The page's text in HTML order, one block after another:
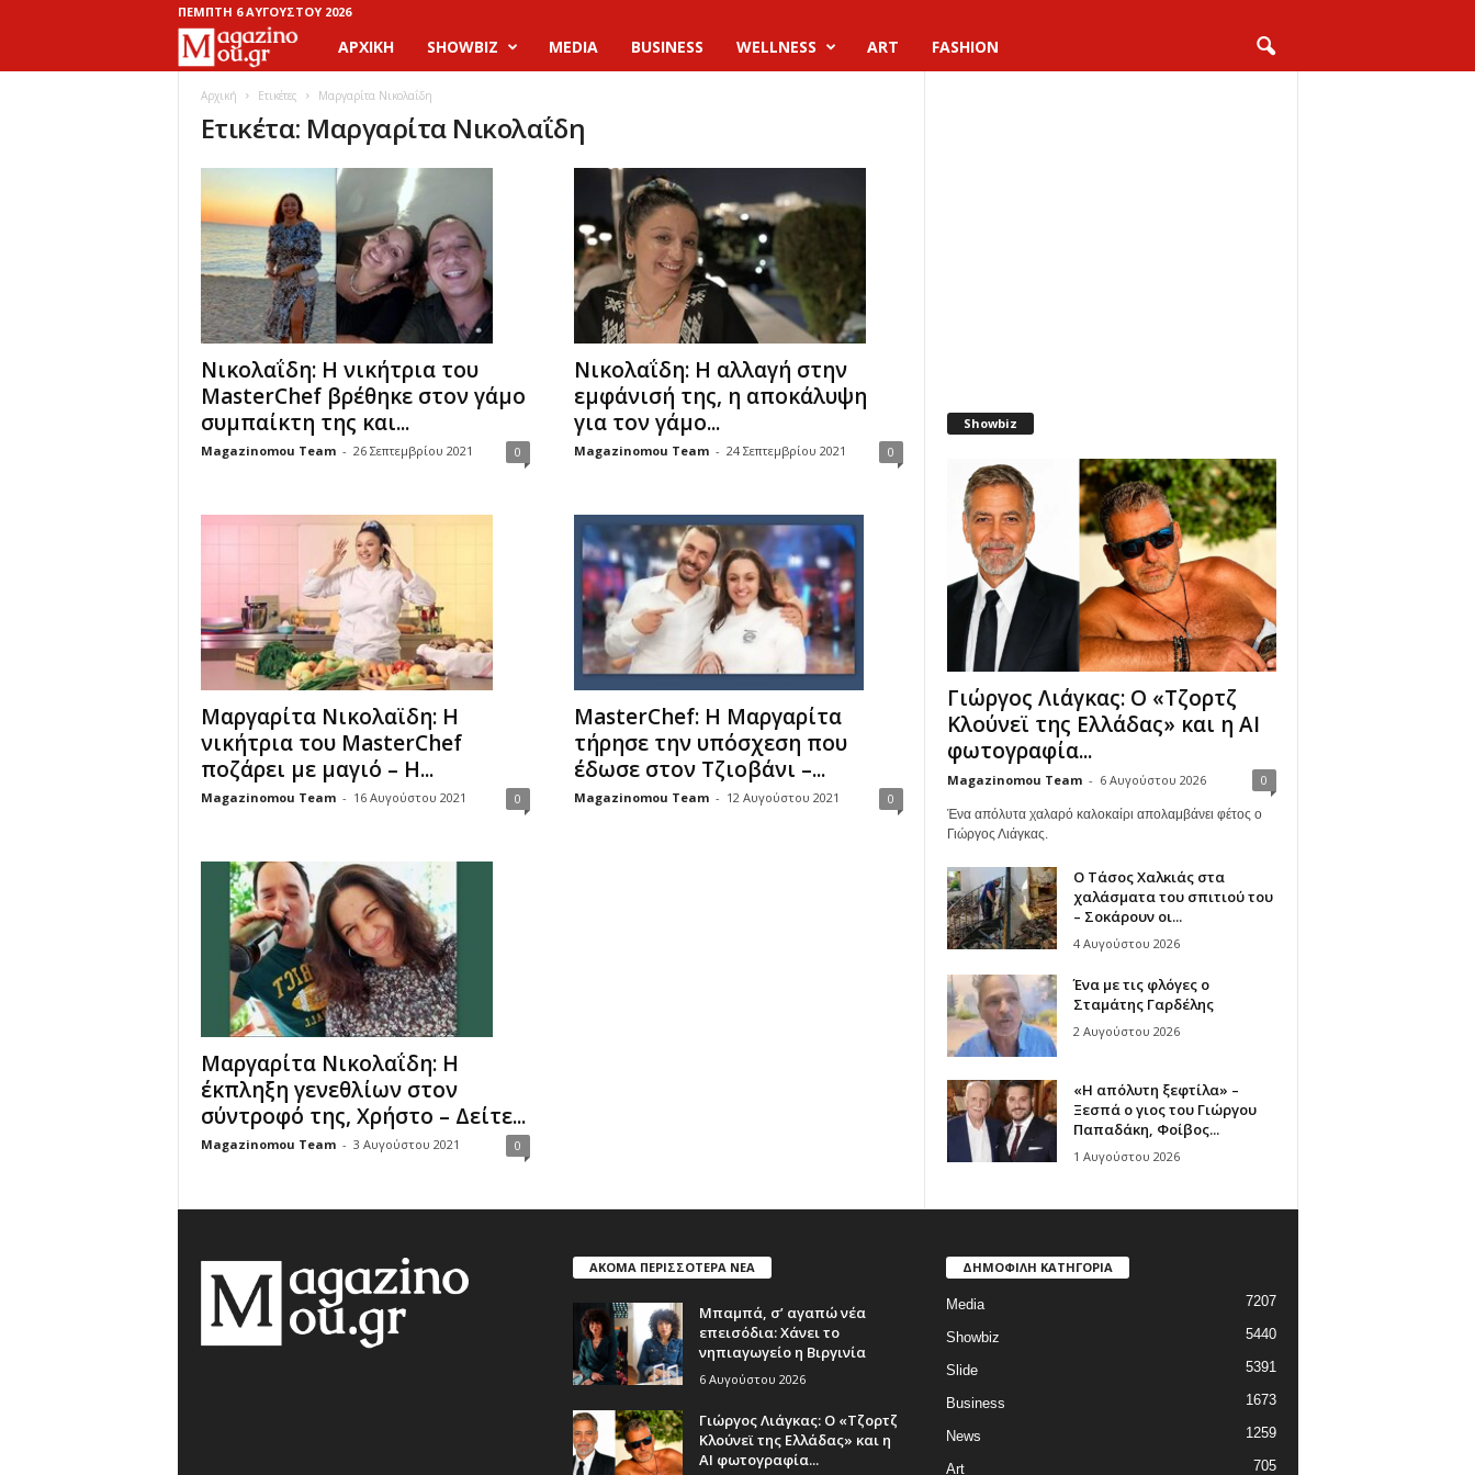
ΠΈΜΠΤΗ 6 ΑΥΓΟΎΣΤΟΥ 2026
a
g
z
i
n
o
M
u
ΑΡΧΙΚΉ SHOWBIZ MEDIA BUSINESS WELLNESS ART FASHION
Αρχική Ετικέτες Μαργαρίτα Νικολαΐδη
Ετικέτα: Μαργαρίτα Νικολαΐδη
Νικολαΐδη: Η νικήτρια του
MasterChef βρέθηκε στον γάμο
συμπαίκτη της και...
Magazinomou Team - 26 Σεπτεμβρίου 2021 0
Νικολαΐδη: Η αλλαγή στην
εμφάνισή της, η αποκάλυψη
για τον γάμο...
Magazinomou Team - 24 Σεπτεμβρίου 2021 0
Μαργαρίτα Νικολαϊδη: Η
νικήτρια του MasterChef
ποζάρει με μαγιό – Η...
Magazinomou Team - 16 Αυγούστου 2021 0
MasterChef: H Μαργαρίτα
τήρησε την υπόσχεση που
έδωσε στον Τζιοβάνι –...
Magazinomou Team - 12 Αυγούστου 2021 0
Μαργαρίτα Νικολαΐδη: Η
έκπληξη γενεθλίων στον
σύντροφό της, Χρήστο – Δείτε...
Magazinomou Team - 3 Αυγούστου 2021 0
Showbiz
Γιώργος Λιάγκας: Ο «Τζορτζ
Κλούνεϊ της Ελλάδας» και η AI
φωτογραφία...
Magazinomou Team - 6 Αυγούστου 2026 0
Ένα απόλυτα χαλαρό καλοκαίρι απολαμβάνει φέτος ο
Γιώργος Λιάγκας.
Ο Τάσος Χαλκιάς στα
χαλάσματα του σπιτιού του
– Σοκάρουν οι...
4 Αυγούστου 2026
Ένα με τις φλόγες ο
Σταμάτης Γαρδέλης
2 Αυγούστου 2026
«Η απόλυτη ξεφτίλα» –
Ξεσπά ο γιος του Γιώργου
Παπαδάκη, Φοίβος...
1 Αυγούστου 2026
ΑΚΟΜΑ ΠΕΡΙΣΣΟΤΕΡΑ ΝΕΑ
Μπαμπά, σ’ αγαπώ νέα
επεισόδια: Χάνει το
νηπιαγωγείο η Βιργινία
6 Αυγούστου 2026
Γιώργος Λιάγκας: Ο «Τζορτζ
Κλούνεϊ της Ελλάδας» και η
AI φωτογραφία...
ΔΗΜΟΦΙΛΗ ΚΑΤΗΓΟΡΙΑ
Media 7207
Showbiz 5440
Slide 5391
Business 1673
News 1259
Art 705